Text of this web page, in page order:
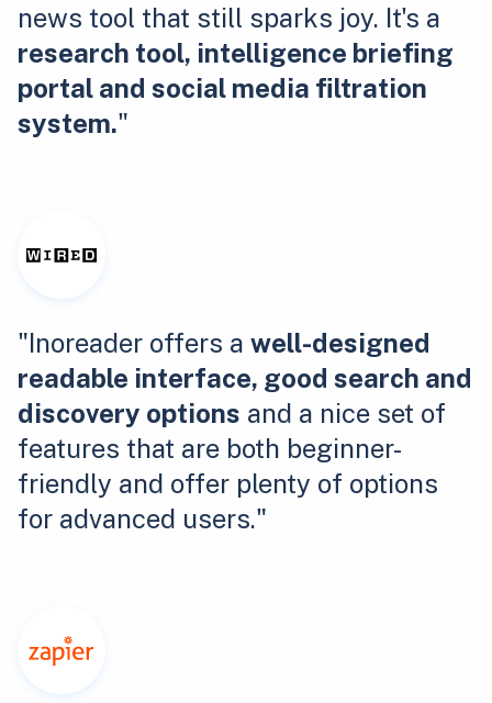
news tool that still sparks joy. It's a
research tool, intelligence briefing
portal and social media filtration
system."
"Inoreader offers a well-designed
readable interface, good search and
discovery options and a nice set of
features that are both beginner-
friendly and offer plenty of options
for advanced users."